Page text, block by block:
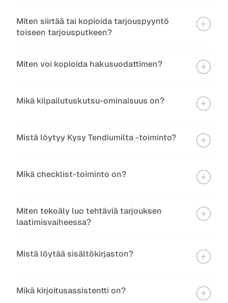
Miten siirtää tai kopioida tarjouspyyntö
toiseen tarjousputkeen?
Miten voi kopioida hakusuodattimen?
Mikä kilpailutuskutsu-ominaisuus on?
Mistä löytyy Kysy Tendiumilta -toiminto?
Mikä checklist-toiminto on?
Miten tekoäly luo tehtäviä tarjouksen
laatimisvaiheessa?
Mistä löytää sisältökirjaston?
Mikä kirjoitusassistentti on?